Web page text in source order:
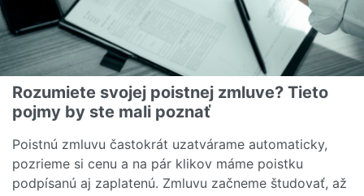
Rozumiete svojej poistnej zmluve? Tieto
pojmy by ste mali poznať
Poistnú zmluvu častokrát uzatvárame automaticky,
pozrieme si cenu a na pár klikov máme poistku
podpísanú aj zaplatenú. Zmluvu začneme študovať, až